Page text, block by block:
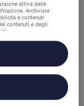
date
Domani
fine settimana
spiaggia a
attiva delle
Archiviare
e contenuti
contenuti e degli